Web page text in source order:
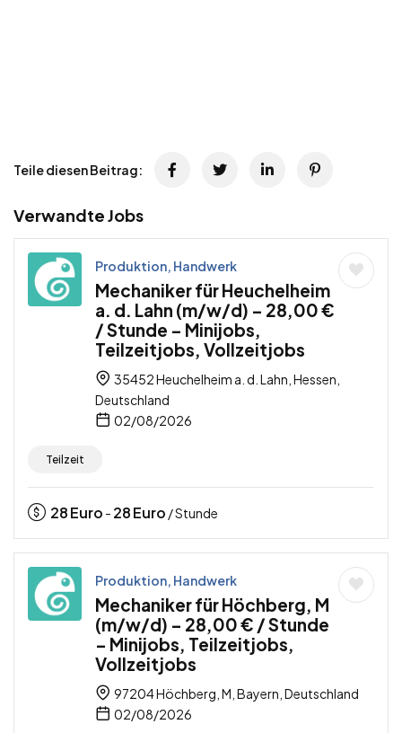
Teile diesen Beitrag:
Verwandte Jobs
Produktion, Handwerk
Mechaniker für Heuchelheim
a. d. Lahn (m/w/d) – 28,00 €
/ Stunde – Minijobs,
Teilzeitjobs, Vollzeitjobs
35452 Heuchelheim a. d. Lahn, Hessen,
Deutschland
02/08/2026
Teilzeit
28Euro - 28Euro / Stunde
Produktion, Handwerk
Mechaniker für Höchberg, M
(m/w/d) – 28,00 € / Stunde
– Minijobs, Teilzeitjobs,
Vollzeitjobs
97204 Höchberg, M, Bayern, Deutschland
02/08/2026